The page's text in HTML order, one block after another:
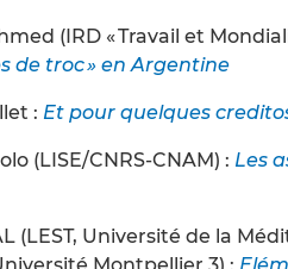
(IRD « Travail et
de troc » en Argentine
: Et pour quelques
(LISE/CNRS-CNAM) : Les
(LEST, Université de la